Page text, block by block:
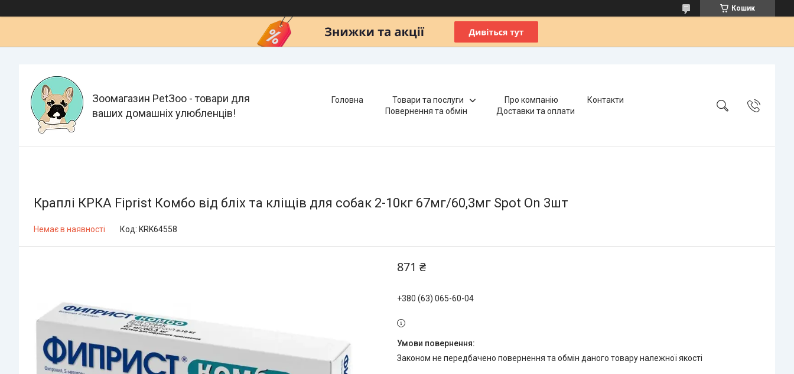
Кошик
Зоомагазин PetЗoo - товари для
ваших домашніх улюбленців!
Головна Товари та послуги Про компанію
Контакти
Повернення та обмін
Доставки та оплати
Краплі КРКА Fiprist Комбо від бліх та кліщів для собак 2-10кг 67мг/60,3мг Spot On 3шт
Немає в наявності Код: KRK64558
871 ₴
+380 (63) 065-60-04
Законом не передбачено повернення та обмін даного товару належної якості